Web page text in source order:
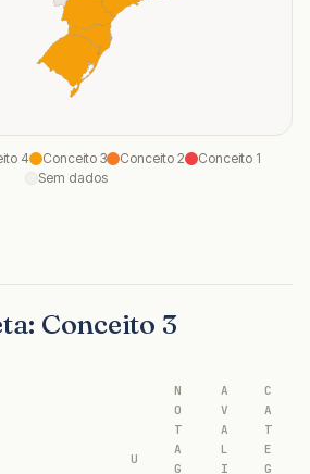
4 Conceito 3 Conceito 2 Conceito 1
Sem dados
Conceito 3
U
N
O
T
A
G
A
V
A
L
I
C
A
T
E
G